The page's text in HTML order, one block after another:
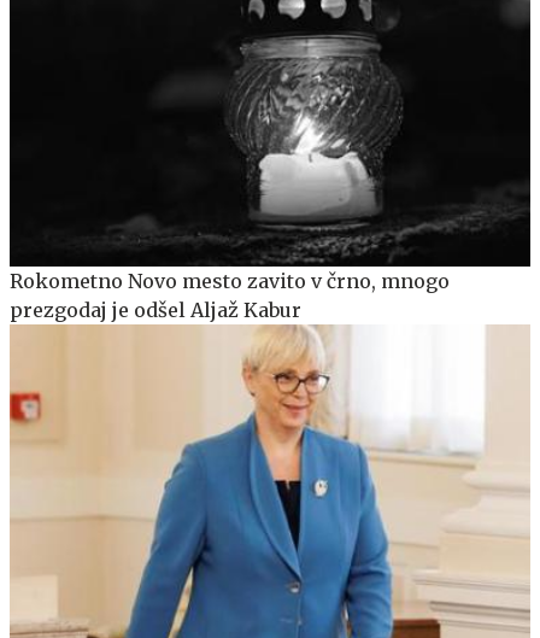
Rokometno Novo mesto zavito v črno, mnogo
prezgodaj je odšel Aljaž Kabur